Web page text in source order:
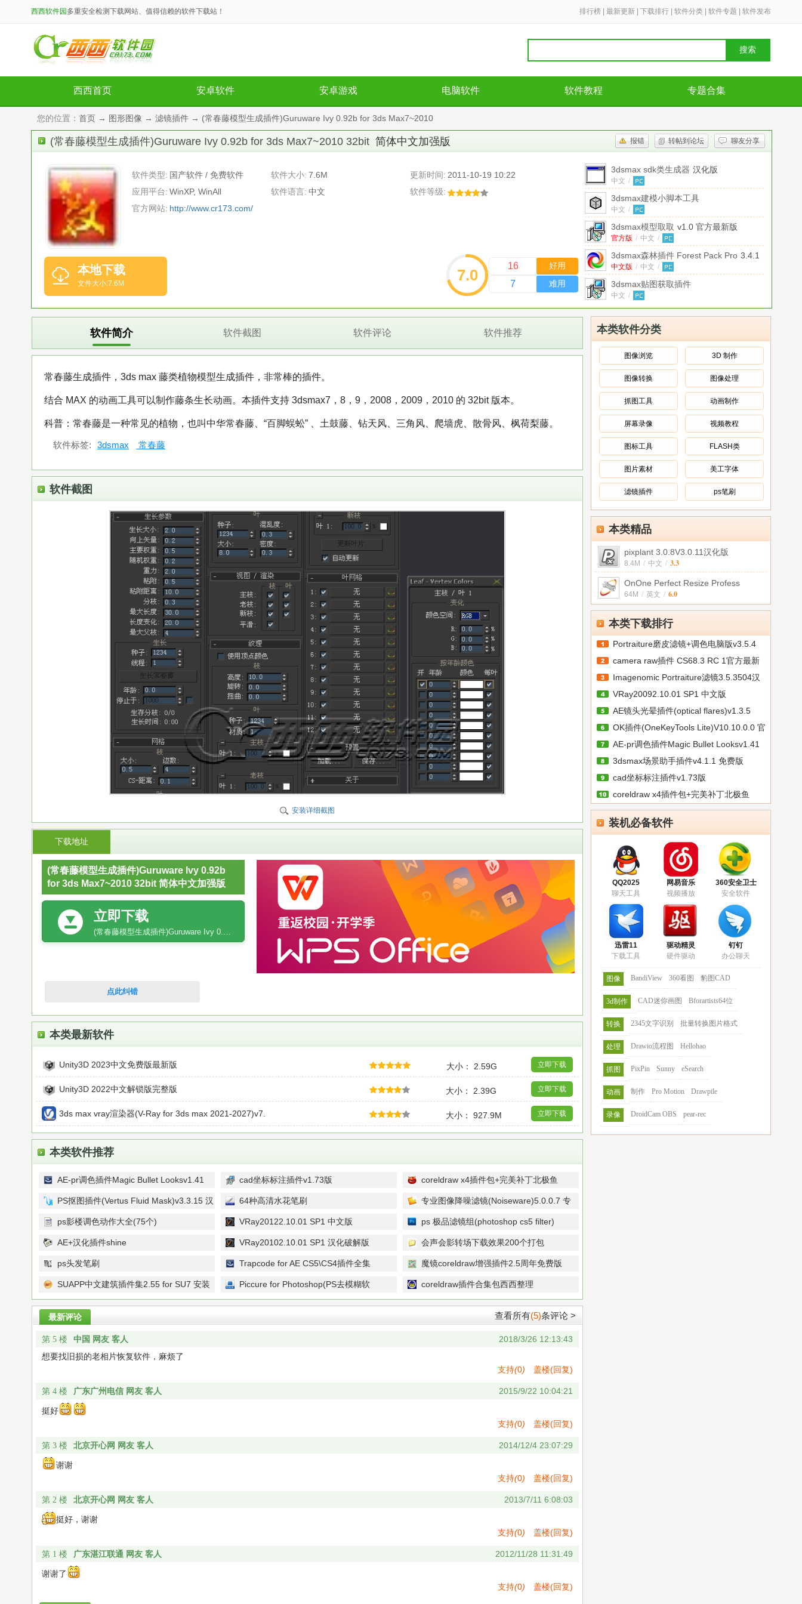
西西软件园 多重安全检测下载网站、值得信赖的软件下载站！ 排行榜 最新更新 下载排行 软件分类 软件专题 软件发布
搜索
西西首页 安卓软件 安卓游戏 电脑软件 软件教程 专题合集
您的位置： 首页 → 图形图像 → 滤镜插件 → (常春藤模型生成插件)Guruware Ivy 0.92b for 3ds Max7~2010
32bit 简体中文加强版
(常春藤模型生成插件)Guruware Ivy 0.92b for 3ds Max7~2010 32bit 简体中文加强版 报错 转帖到论坛 聊友分享
软件类型: 国产软件 / 免费软件 软件大小: 7.6M 更新时间: 2011-10-19 10:22
应用平台: WinXP, WinAll 软件语言: 中文
软件等级:
官方网站: http://www.cr173.com/
本地下载
文件大小:7.6M 7.0
16 好用
7 难用
3dsmax sdk类生成器 汉化版
中文 /
3dsmax建模小脚本工具
中文 /
3dsmax模型取取 v1.0 官方最新版
官方版 / 中文 /
3dsmax森林插件 Forest Pack Pro 3.4.1
for 3dsmax 7.0-2011 32位 中文版
中文版 / 中文 /
3dsmax贴图获取插件
(Texporter)
中文 /
版 v5.7 安装版
安装版 / 中文 /
3dsmax帧缓冲扩展插件(VFB+) v2.3 官
方最新版
官方版 / 中文
AutoGrass v1.0.3 for V-Ray Adv 2.X on
3dsMax 32bit(自动植草)
简体中文版
中文版 / 英文
ColorCorrect for 3dsMax6 (CC 颜色校正
插件) 简体中文版)
中文版 / 中文 /
FIF 3dsmax视频教程 77节
中文 /
本类软件分类
图像浏览 3D 制作
图像转换 图像处理
抓图工具 动画制作
屏幕录像 视频教程
图标工具 FLASH类
图片素材 美工字体
滤镜插件 ps笔刷
本类精品
pixplant 3.0.8V3.0.11汉化版
8.4M / 中文 / 3.3
OnOne Perfect Resize Profess
64M / 英文 / 6.0
本类下载排行
Portraiture磨皮滤镜+调色电脑版v3.5.4
camera raw插件 CS68.3 RC 1官方最新
版
Imagenomic Portraiture滤镜3.5.3504汉
VRay20092.10.01 SP1 中文版
AE镜头光晕插件(optical flares)v1.3.5
OK插件(OneKeyTools Lite)V10.10.0.0 官
AE-pr调色插件Magic Bullet Looksv1.41
3dsmax场景助手插件v4.1.1 免费版
cad坐标标注插件v1.73版
coreldraw x4插件包+完美补丁北极鱼
装机必备软件
QQ2025
聊天工具
网易音乐
视频播放
360安全卫士
安全软件
迅雷11
下载工具
驱动精灵
硬件驱动
钉钉
办公聊天
图像 BandiView 360看图 豹图CAD
3d制作 CAD迷你画图 Bforartists64位
转换 2345文字识别 批量转换图片格式
处理 Drawio流程图 Hellohao
抓图 PixPin Sunny eSearch
动画 制作 Pro Motion Drawpile
录像 DroidCam OBS pear-rec
软件简介 软件截图 软件评论 软件推荐
常春藤生成插件，3ds max 藤类植物模型生成插件，非常棒的插件。
结合 MAX 的动画工具可以制作藤条生长动画。本插件支持 3dsmax7，8，9，2008，2009，2010 的 32bit 版本。
科普：常春藤是一种常见的植物，也叫中华常春藤、“百脚蜈蚣” 、土鼓藤、钻天风、三角风、爬墙虎、散骨风、枫荷梨藤。
软件标签: 3dsmax 常春藤
软件截图
安装详细截图
下载地址
(常春藤模型生成插件)Guruware Ivy 0.92b
for 3ds Max7~2010 32bit 简体中文加强版
立即下载
(常春藤模型生成插件)Guruware Ivy 0.92b for 3ds Max7~2010 32bit 简体中文加强版
点此纠错
本类最新软件
Unity3D 2023中文免费版最新版 大小： 2.59G 立即下载
Unity3D 2022中文解锁版完整版 大小： 2.39G 立即下载
3ds max vray渲染器(V-Ray for 3ds max 2021-2027)v7. 大小： 927.9M 立即下载
本类软件推荐
AE-pr调色插件Magic Bullet Looksv1.41
汉化版
cad坐标标注插件v1.73版 coreldraw x4插件包+完美补丁北极鱼
PS抠图插件(Vertus Fluid Mask)v3.3.15 汉
化版
64种高清水花笔刷
专业图像降噪滤镜(Noiseware)5.0.0.7 专
业修正版
ps影楼调色动作大全(75个) VRay20122.10.01 SP1 中文版 ps 极品滤镜组(photoshop cs5 filter)
AE+汉化插件shine VRay20102.10.01 SP1 汉化破解版 会声会影转场下载效果200个打包
ps头发笔刷 Trapcode for AE CS5\CS4插件全集 魔镜coreldraw增强插件2.5周年免费版
SUAPP中文建筑插件集2.55 for SU7 安装
版
Piccure for Photoshop(PS去模糊软
件)v1.0.2 注册版
coreldraw插件合集包西西整理
最新评论 查看所有(5)条评论 >
第 5 楼 中国 网友 客人
2018/3/26 12:13:43
想要找旧损的老相片恢复软件，麻烦了
支持(0) 盖楼(回复)
第 4 楼 广东广州电信 网友 客人 2015/9/22 10:04:21
挺好
支持(0) 盖楼(回复)
第 3 楼 北京开心网 网友 客人 2014/12/4 23:07:29
谢谢
支持(0) 盖楼(回复)
第 2 楼 北京开心网 网友 客人 2013/7/11 6:08:03
挺好，谢谢
支持(0) 盖楼(回复)
第 1 楼 广东湛江联通 网友 客人 2012/11/28 11:31:49
谢谢了
支持(0) 盖楼(回复)